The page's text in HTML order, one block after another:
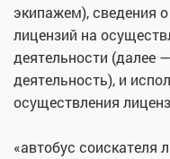
экипажем), сведения
лицензий на
деятельности (далее
деятельность), и
осуществления
«автобус соискателя